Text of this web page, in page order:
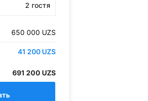
2 гостя
650 000 UZS
41 200 UZS
691 200 UZS